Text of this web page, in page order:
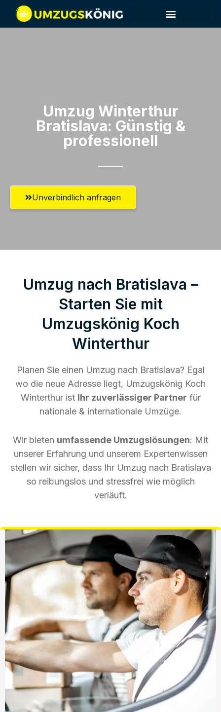
Umzug Winterthur​
Bratislava: Günstig &
professionell​
Unverbindlich anfragen
Umzug nach Bratislava –
Starten Sie mit
Umzugskönig Koch
Winterthur
Planen Sie einen Umzug nach Bratislava? Egal
wo die neue Adresse liegt, Umzugskönig Koch
Winterthur ist Ihr zuverlässiger Partner für
nationale & internationale Umzüge.
Wir bieten umfassende Umzugslösungen: Mit
unserer Erfahrung und unserem Expertenwissen
stellen wir sicher, dass Ihr Umzug nach Bratislava
so reibungslos und stressfrei wie möglich
verläuft.